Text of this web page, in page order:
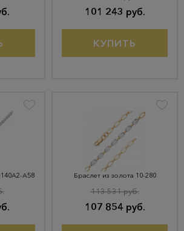
101 243 руб.
КУПИТЬ
А58 Браслет из золота 10-280
107 854 руб.
113 531 руб.